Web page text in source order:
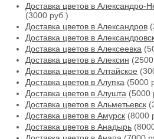
Доставка цветов в Александро-
(3000 руб.)
Доставка цветов в Александров
Доставка цветов в
Доставка цветов в Алексеевка
Доставка цветов в Алексин
Доставка цветов в Алтайское
Доставка цветов в Алупка (5000
Доставка цветов в Алушта (5000
Доставка цветов в Альметьевск
Доставка цветов в Амурск (8000
Доставка цветов в Анадырь